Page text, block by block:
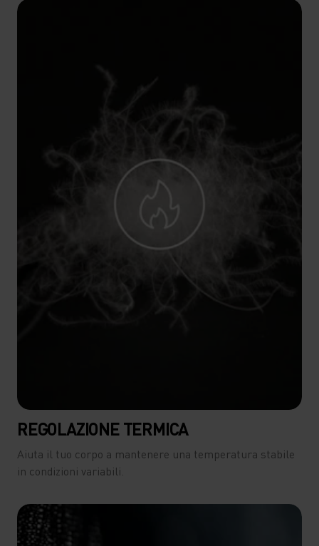
REGOLAZIONE TERMICA
Aiuta il tuo corpo a mantenere una temperatura stabile
in condizioni variabili.